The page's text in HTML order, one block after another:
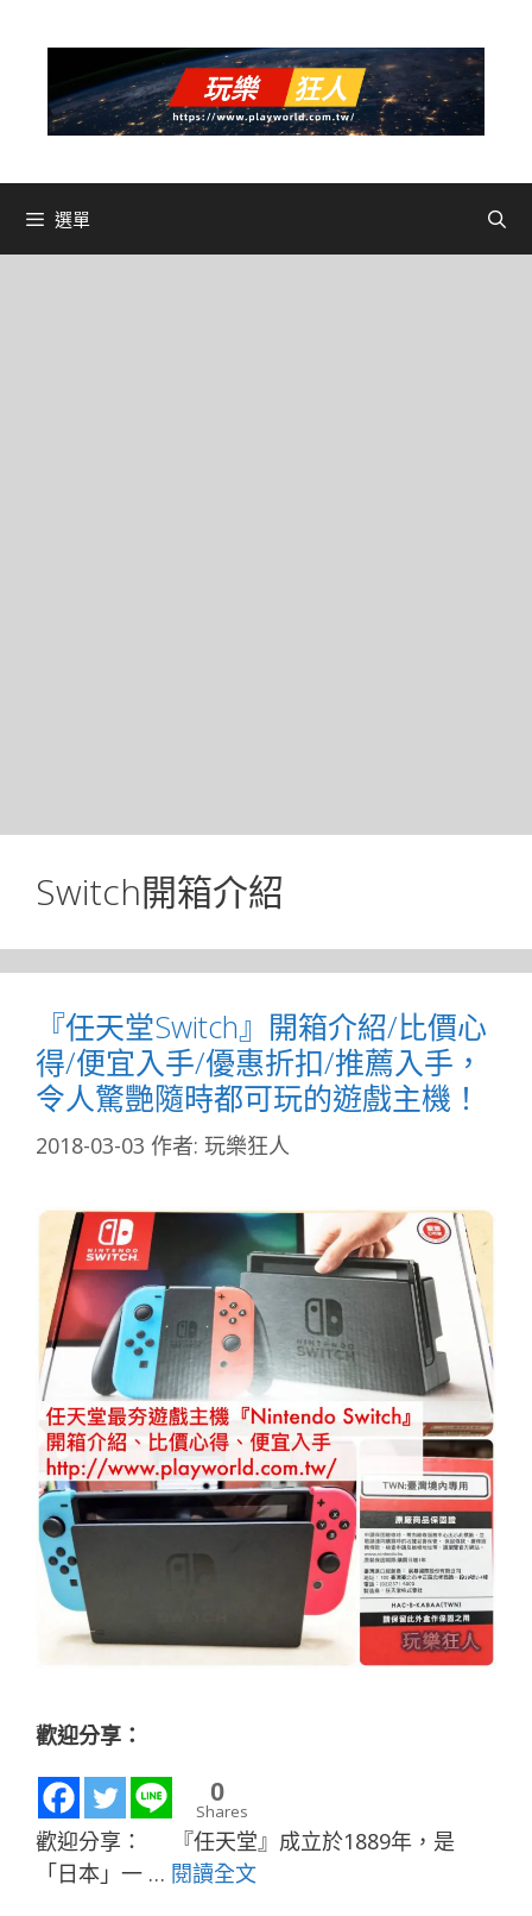
選單
Switch開箱介紹
『任天堂Switch』開箱介紹/比價心
得/便宜入手/優惠折扣/推薦入手，
令人驚艷隨時都可玩的遊戲主機！
2018-03-03 作者: 玩樂狂人
歡迎分享：
0
Shares
歡迎分享： 『任天堂』成立於1889年，是
「日本」一 … 閱讀全文